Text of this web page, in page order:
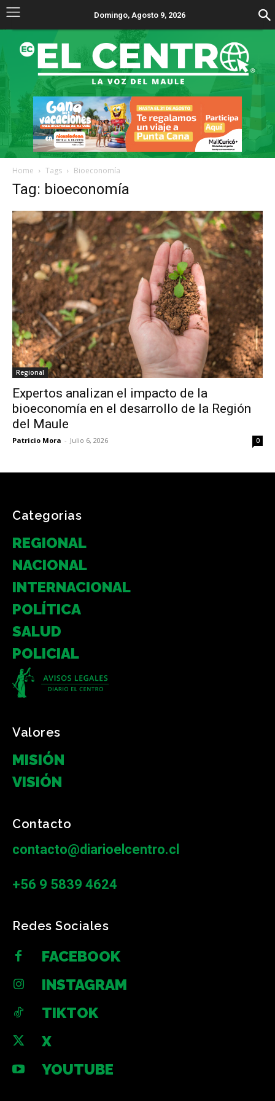
Domingo, Agosto 9, 2026
Home Tags Bioeconomía
Tag: bioeconomía
Regional
Expertos analizan el impacto de la
bioeconomía en el desarrollo de la Región
del Maule
Patricio Mora - Julio 6, 2026 0
Categorias
REGIONAL
NACIONAL
INTERNACIONAL
POLÍTICA
SALUD
POLICIAL
Valores
MISIÓN
VISIÓN
Contacto
contacto@diarioelcentro.cl
+56 9 5839 4624
Redes Sociales
FACEBOOK
INSTAGRAM
TIKTOK
X
YOUTUBE